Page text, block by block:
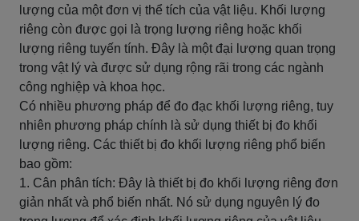
lượng của một đơn vị thể tích của vật liệu. Khối lượng
riêng còn được gọi là trọng lượng riêng hoặc khối
lượng riêng tuyến tính. Đây là một đại lượng quan trọng
trong vật lý và được sử dụng rộng rãi trong các ngành
công nghiệp và khoa học.
Có nhiều phương pháp để đo đạc khối lượng riêng, tuy
nhiên phương pháp chính là sử dụng thiết bị đo khối
lượng riêng. Các thiết bị đo khối lượng riêng phổ biến
bao gồm:
1. Cân phân tích: Đây là thiết bị đo khối lượng riêng đơn
giản nhất và phổ biến nhất. Nó sử dụng nguyên lý đo